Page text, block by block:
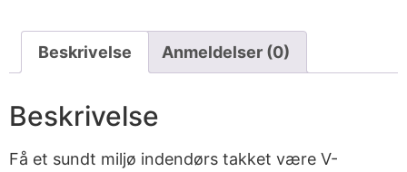
Beskrivelse Anmeldelser (0)
Beskrivelse
Få et sundt miljø indendørs takket være V-